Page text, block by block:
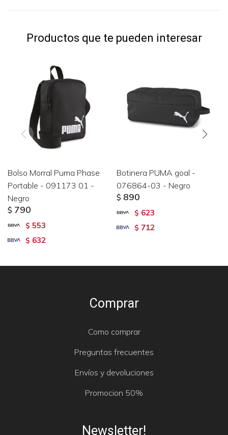
Productos que te pueden interesar
Bolso Morral Puma Phase
Portable - 091173 01 -
Negro
$ 790
$ 553
$ 632
Botinera PUMA goal -
076864-03 - Negro
$ 890
$ 623
$ 712
Comprar
Como comprar
Preguntas frecuentes
Envíos y devoluciones
Promocion 50%
Newsletter!